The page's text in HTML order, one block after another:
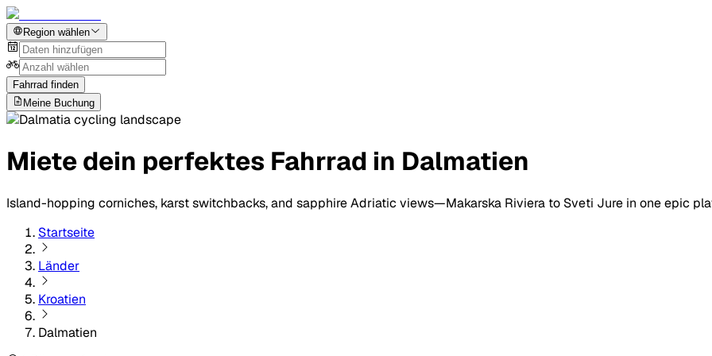
Region wählen
Fahrrad finden
Meine Buchung
Miete dein perfektes Fahrrad in Dalmatien
Island-hopping corniches, karst switchbacks, and sapphire Adriatic views—Makarska Riviera to Sveti Jure in one epic
Startseite
Länder
Kroatien
Dalmatien